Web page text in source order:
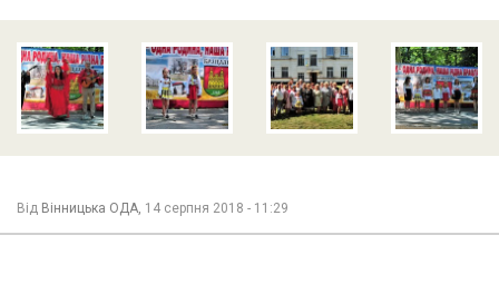
Від Вінницька ОДА, 14 серпня 2018 - 11:29